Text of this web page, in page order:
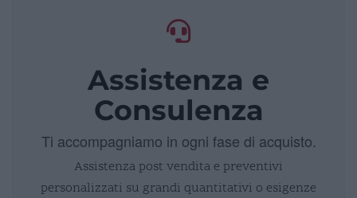
Assistenza e
Consulenza
Ti accompagniamo in ogni fase di acquisto.
Assistenza post vendita e preventivi
personalizzati su grandi quantitativi o esigenze